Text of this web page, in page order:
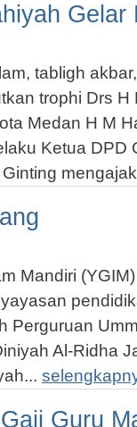
Gelar
tabligh
trophi Drs
Medan H M
Ketua DPD
Mandiri
Perguruan
Al-Ridha
Guru